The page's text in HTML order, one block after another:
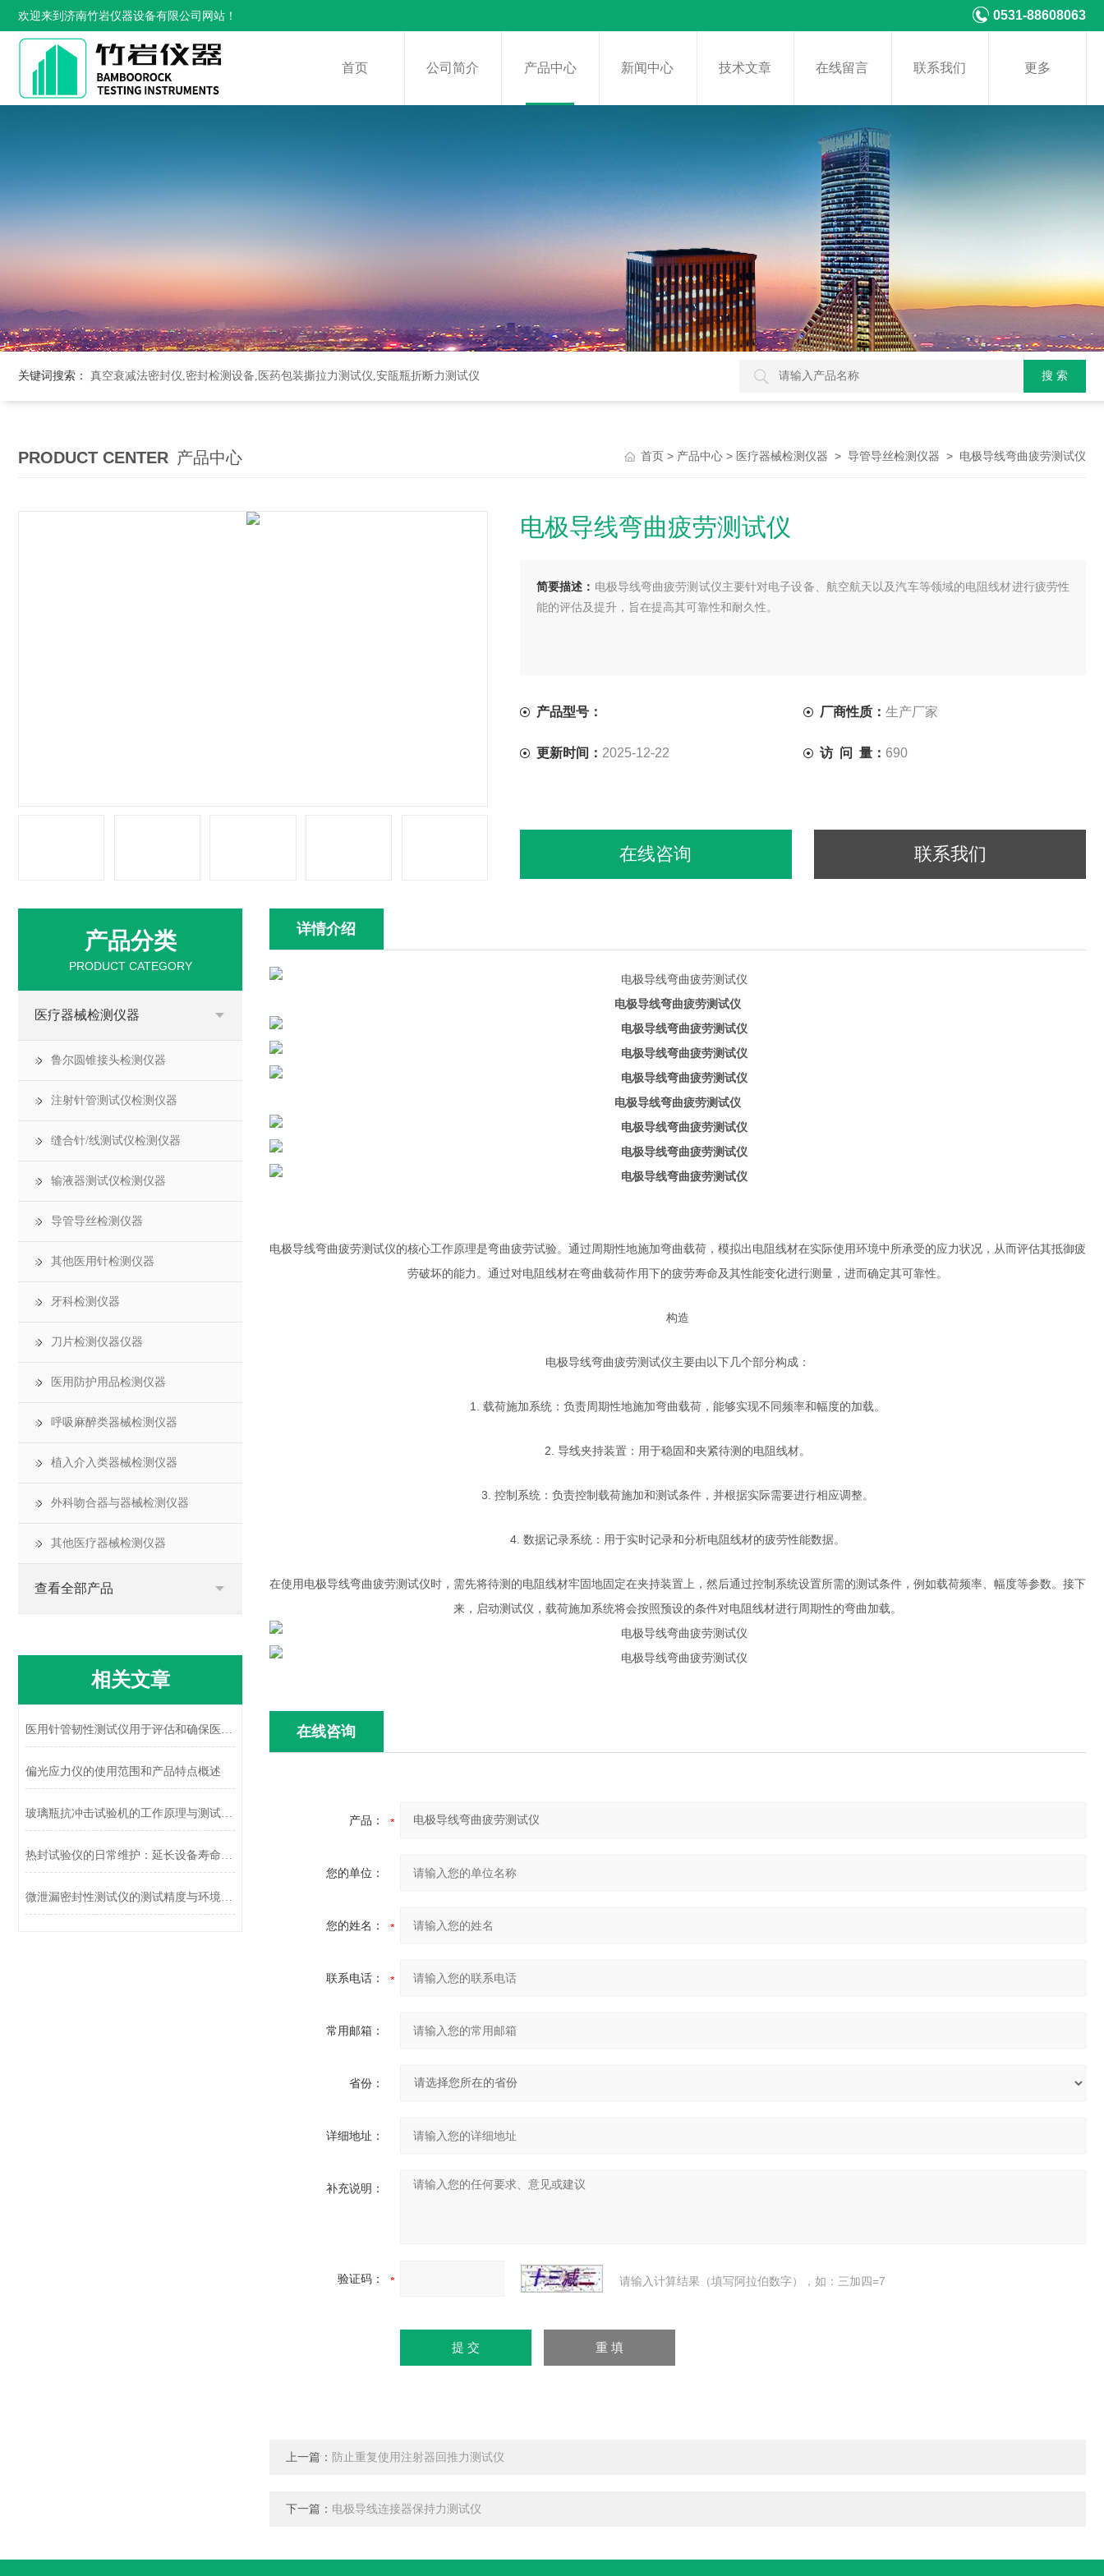
欢迎来到济南竹岩仪器设备有限公司网站！ 0531-88608063
首页 公司简介 产品中心 新闻中心 技术文章 在线留言 联系我们 更多
关键词搜索： 真空衰减法密封仪,密封检测设备,医药包装撕拉力测试仪,安瓿瓶折断力测试仪
PRODUCT CENTER 产品中心 首页 > 产品中心 > 医疗器械检测仪器 > 导管导丝检测仪器 > 电极导线弯曲疲劳测试仪
电极导线弯曲疲劳测试仪
简要描述： 电极导线弯曲疲劳测试仪主要针对电子设备、航空航天以及汽车等领域的电阻线材进行疲劳性
能的评估及提升，旨在提高其可靠性和耐久性。
产品型号： 厂商性质： 生产厂家
更新时间： 2025-12-22 访 问 量： 690
在线咨询 联系我们
详情介绍
电极导线弯曲疲劳测试仪
电极导线弯曲疲劳测试仪
电极导线弯曲疲劳测试仪的核心工作原理是弯曲疲劳试验。通过周期性地施加弯曲载荷，模拟出电阻线材在实际使用环境中所承受的应力状况，从而评估其抵御疲
劳破坏的能力。通过对电阻线材在弯曲载荷作用下的疲劳寿命及其性能变化进行测量，进而确定其可靠性。
构造
电极导线弯曲疲劳测试仪主要由以下几个部分构成：
1. 载荷施加系统：负责周期性地施加弯曲载荷，能够实现不同频率和幅度的加载。
2. 导线夹持装置：用于稳固和夹紧待测的电阻线材。
3. 控制系统：负责控制载荷施加和测试条件，并根据实际需要进行相应调整。
4. 数据记录系统：用于实时记录和分析电阻线材的疲劳性能数据。
在使用电极导线弯曲疲劳测试仪时，需先将待测的电阻线材牢固地固定在夹持装置上，然后通过控制系统设置所需的测试条件，例如载荷频率、幅度等参数。接下
来，启动测试仪，载荷施加系统将会按照预设的条件对电阻线材进行周期性的弯曲加载。
在线咨询
产品：
您的单位：
您的姓名：
联系电话：
常用邮箱：
省份：
详细地址：
补充说明：
验证码： 请输入计算结果（填写阿拉伯数字），如：三加四=7
上一篇： 防止重复使用注射器回推力测试仪
下一篇： 电极导线连接器保持力测试仪
产品分类
PRODUCT CATEGORY
医疗器械检测仪器
鲁尔圆锥接头检测仪器
注射针管测试仪检测仪器
缝合针/线测试仪检测仪器
输液器测试仪检测仪器
导管导丝检测仪器
其他医用针检测仪器
牙科检测仪器
刀片检测仪器仪器
医用防护用品检测仪器
呼吸麻醉类器械检测仪器
植入介入类器械检测仪器
外科吻合器与器械检测仪器
其他医疗器械检测仪器
查看全部产品
相关文章
医用针管韧性测试仪用于评估和确保医用针管的质量和可靠性
偏光应力仪的使用范围和产品特点概述
玻璃瓶抗冲击试验机的工作原理与测试流程解析
热封试验仪的日常维护：延长设备寿命的关键操作
微泄漏密封性测试仪的测试精度与环境适应性分析